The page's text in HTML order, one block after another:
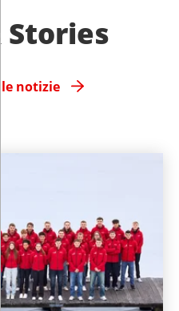
Stories
notizie